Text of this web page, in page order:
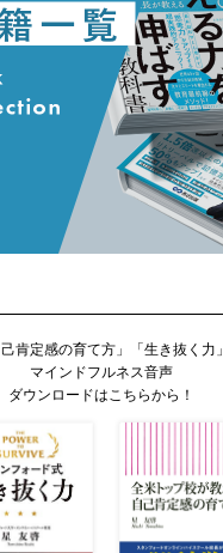
己肯定感の育て方」「生き抜く力」
マインドフルネス音声
ダウンロードはこちらから！